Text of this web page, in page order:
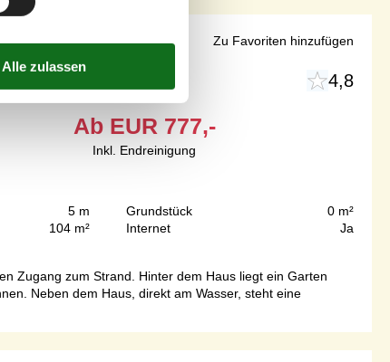
4,8
Ab EUR 777,-
Inkl. Endreinigung
5 m
104 m²
Grundstück
0 m²
Internet
Ja
Zugang zum Strand. Hinter dem Haus liegt ein Garten
Neben dem Haus, direkt am Wasser, steht eine
Zu Favoriten hinzufügen